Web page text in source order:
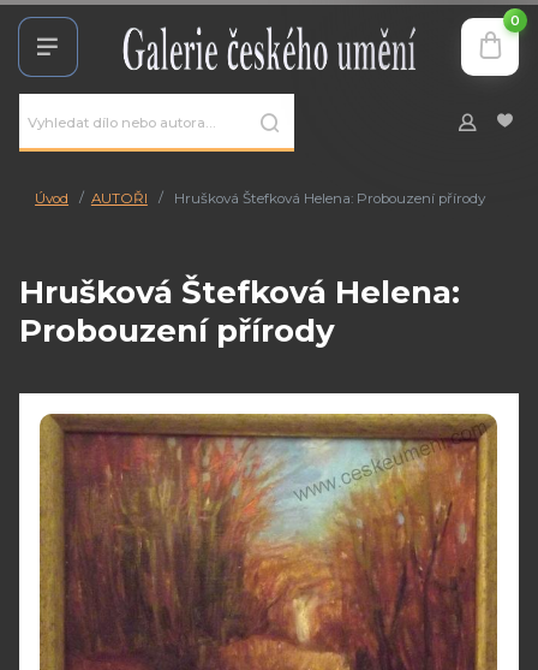
0
Úvod AUTOŘI Hrušková Štefková Helena: Probouzení přírody
Hrušková Štefková Helena:
Probouzení přírody